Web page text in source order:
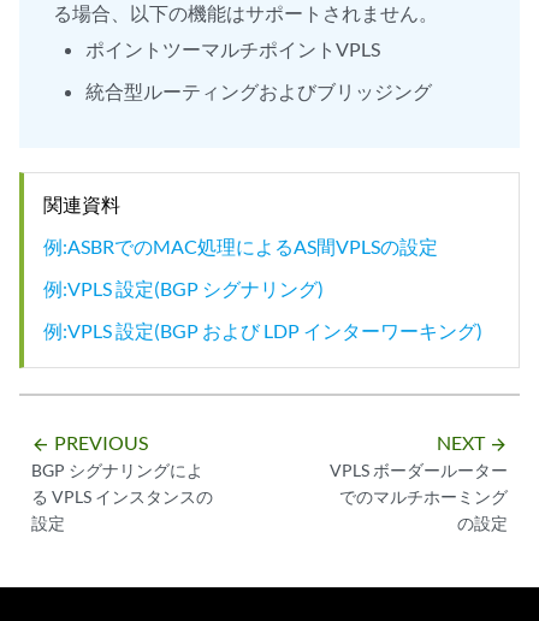
る場合、以下の機能はサポートされません。
ポイントツーマルチポイントVPLS
統合型ルーティングおよびブリッジング
関連資料
例:ASBRでのMAC処理によるAS間VPLSの設定
例:VPLS 設定(BGP シグナリング)
例:VPLS 設定(BGP および LDP インターワーキング)
arrow_backward PREVIOUS
BGP シグナリングによ
る VPLS インスタンスの
設定
NEXT arrow_forward
VPLS ボーダールーター
でのマルチホーミング
の設定